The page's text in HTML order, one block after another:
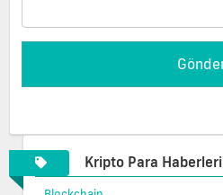
Kripto Para Haberleri